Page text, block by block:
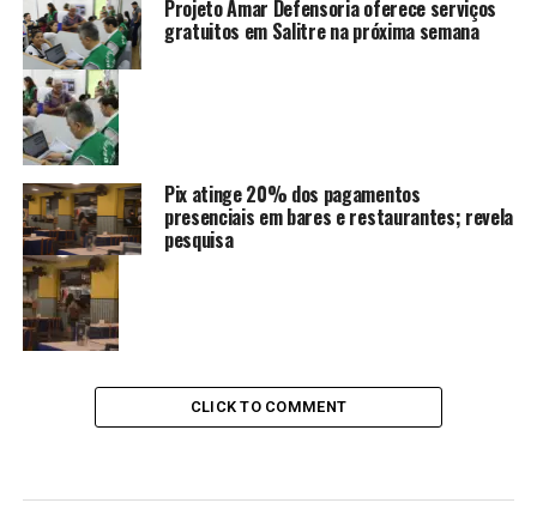
Projeto Amar Defensoria oferece serviços
gratuitos em Salitre na próxima semana
Pix atinge 20% dos pagamentos
presenciais em bares e restaurantes; revela
pesquisa
CLICK TO COMMENT